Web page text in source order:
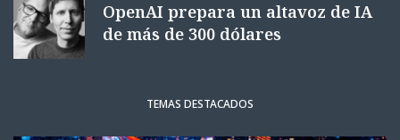
OpenAI prepara un altavoz de IA
de más de 300 dólares
TEMAS DESTACADOS